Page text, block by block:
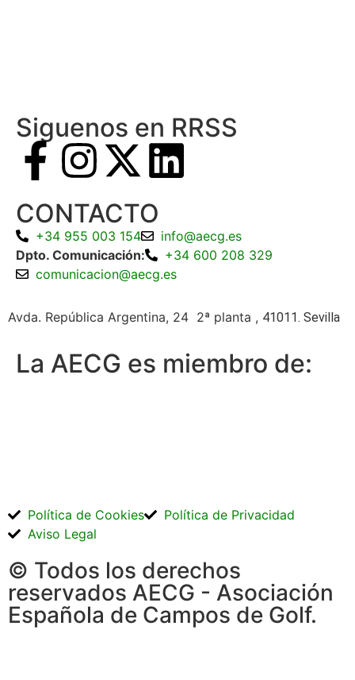
Siguenos en RRSS
CONTACTO
+34 955 003 154
info@aecg.es
Dpto. Comunicación:
+34 600 208 329
comunicacion@aecg.es
Avda. República Argentina, 24 2ª planta , 41011. Sevilla
La AECG es miembro de:
© Todos los derechos
reservados AECG - Asociación
Española de Campos de Golf.
Política de Cookies
Política de Privacidad
Aviso Legal